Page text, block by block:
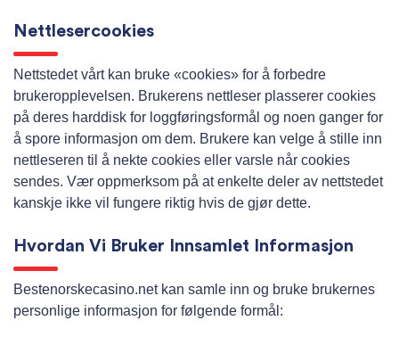
Nettlesercookies
Nettstedet vårt kan bruke «cookies» for å forbedre
brukeropplevelsen. Brukerens nettleser plasserer cookies
på deres harddisk for loggføringsformål og noen ganger for
å spore informasjon om dem. Brukere kan velge å stille inn
nettleseren til å nekte cookies eller varsle når cookies
sendes. Vær oppmerksom på at enkelte deler av nettstedet
kanskje ikke vil fungere riktig hvis de gjør dette.
Hvordan Vi Bruker Innsamlet Informasjon
Bestenorskecasino.net kan samle inn og bruke brukernes
personlige informasjon for følgende formål: